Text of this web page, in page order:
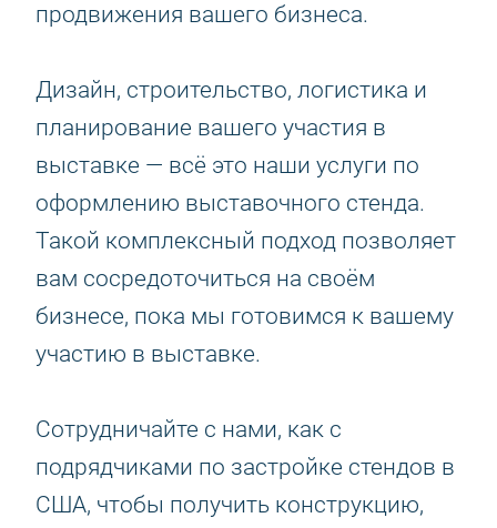
продвижения вашего бизнеса.
Дизайн, строительство, логистика и
планирование вашего участия в
выставке — всё это наши услуги по
оформлению выставочного стенда.
Такой комплексный подход позволяет
вам сосредоточиться на своём
бизнесе, пока мы готовимся к вашему
участию в выставке.
Сотрудничайте с нами, как с
подрядчиками по застройке стендов в
США, чтобы получить конструкцию,